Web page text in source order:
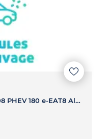
PHEV 180 e-EAT8 Allure - 308 PHEV 180 e-EAT8 Allure